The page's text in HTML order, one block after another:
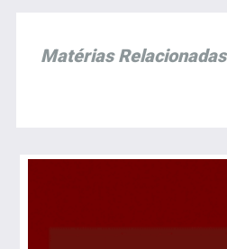
Matérias Relacionadas